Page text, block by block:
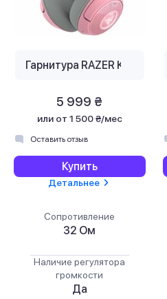
5 999 ₴
или от 1 500 ₴/мес
Оставить отзыв
Купить
Детальнее
Сопротивление
32 Ом
Наличие регулятора
громкости
Да